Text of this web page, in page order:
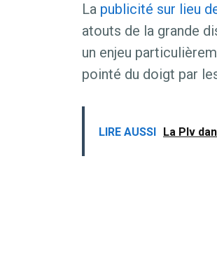
La publicité sur lieu
atouts de la grande
un enjeu
pointé du doigt par
LIRE AUSSI La Plv